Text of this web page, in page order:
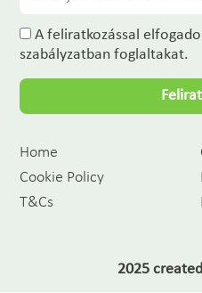
A feliratkozással
szabályzatban foglaltakat.
Home
Cookie Policy
T&Cs
2025